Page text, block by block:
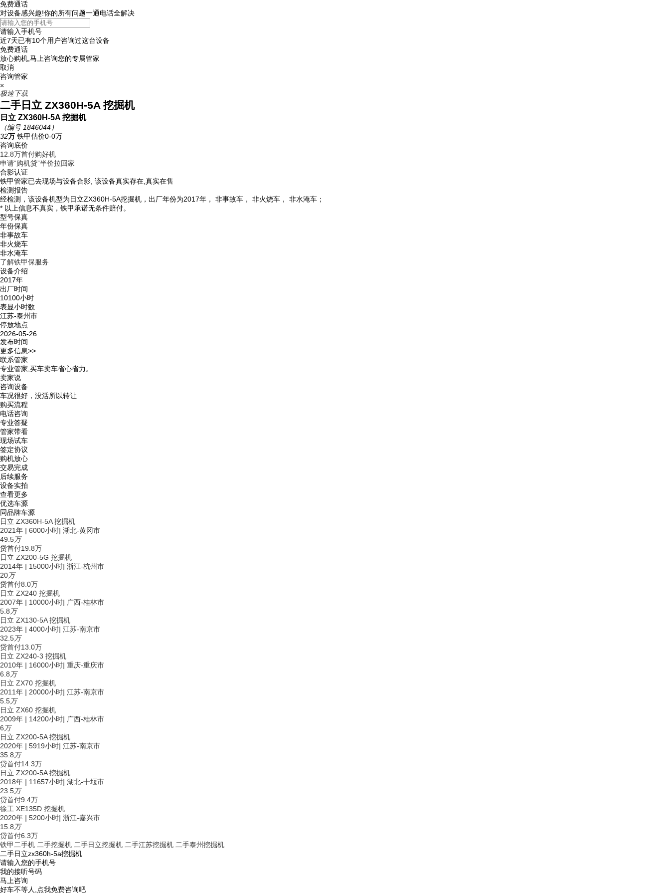
免费通话
对设备感兴趣!你的所有问题一通电话全解决
请输入手机号
近7天已有10个用户咨询过这台设备
免费通话
放心购机,马上咨询您的专属管家
取消
咨询管家
×
极速下载
二手日立 ZX360H-5A 挖掘机
日立 ZX360H-5A 挖掘机
（编号 1846044）
32万 铁甲估价0-0万
咨询底价
12.8万首付购好机
申请“购机贷”半价拉回家
合影认证
铁甲管家已去现场与设备合影, 该设备真实存在,真实在售
检测报告
经检测，该设备机型为日立ZX360H-5A挖掘机，出厂年份为2017年， 非事故车， 非火烧车， 非水淹车；
* 以上信息不真实，铁甲承诺无条件赔付。
型号保真
年份保真
非事故车
非火烧车
非水淹车
了解铁甲保服务
设备介绍
2017年
出厂时间
10100小时
表显小时数
江苏-泰州市
停放地点
2026-05-26
发布时间
更多信息>>
联系管家
专业管家,买车卖车省心省力。
卖家说
咨询设备
车况很好，没活所以转让
购买流程
电话咨询
专业答疑
管家带看
现场试车
签定协议
购机放心
交易完成
后续服务
设备实拍
查看更多
优选车源
同品牌车源
日立 ZX360H-5A 挖掘机
2021年 | 6000小时| 湖北-黄冈市
49.5万
贷首付19.8万
日立 ZX200-5G 挖掘机
2014年 | 15000小时| 浙江-杭州市
20万
贷首付8.0万
日立 ZX240 挖掘机
2007年 | 10000小时| 广西-桂林市
5.8万
日立 ZX130-5A 挖掘机
2023年 | 4000小时| 江苏-南京市
32.5万
贷首付13.0万
日立 ZX240-3 挖掘机
2010年 | 16000小时| 重庆-重庆市
6.8万
日立 ZX70 挖掘机
2011年 | 20000小时| 江苏-南京市
5.5万
日立 ZX60 挖掘机
2009年 | 14200小时| 广西-桂林市
6万
日立 ZX200-5A 挖掘机
2020年 | 5919小时| 江苏-南京市
35.8万
贷首付14.3万
日立 ZX200-5A 挖掘机
2018年 | 11657小时| 湖北-十堰市
23.5万
贷首付9.4万
徐工 XE135D 挖掘机
2020年 | 5200小时| 浙江-嘉兴市
15.8万
贷首付6.3万
铁甲二手机 二手挖掘机 二手日立挖掘机 二手江苏挖掘机 二手泰州挖掘机
二手日立zx360h-5a挖掘机
请输入您的手机号
我的接听号码
马上咨询
好车不等人,点我免费咨询吧